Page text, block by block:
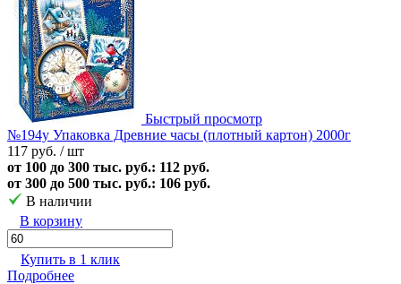
Быстрый просмотр
№194у Упаковка Древние часы (плотный картон) 2000г
117 руб. / шт
от 100 до 300 тыс. руб.: 112 руб.
от 300 до 500 тыс. руб.: 106 руб.
В наличии
В корзину
Купить в 1 клик
Подробнее